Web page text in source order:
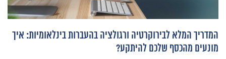
המדריך המלא לבירוקרטיה ורגולציה בהעברות בינלאומיות: איך
מונעים מהכסף שלכם להיתקע?